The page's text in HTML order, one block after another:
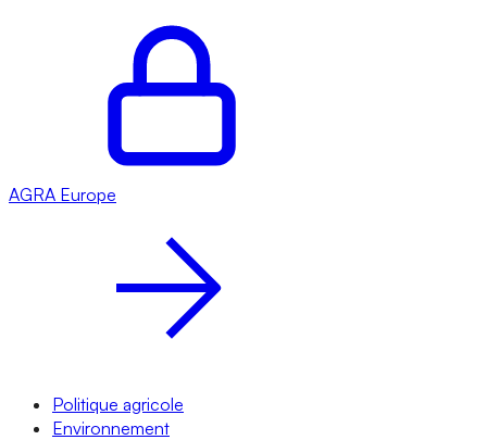
AGRA Europe
Politique agricole
Environnement